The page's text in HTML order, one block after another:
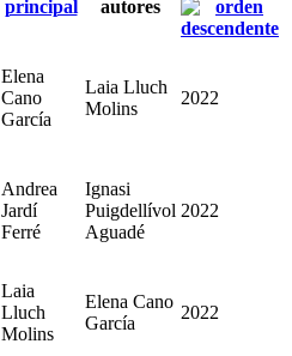
principal
autores
Elena
Cano
García
Laia Lluch
Molins
2022
Andrea
Jardí
Ferré
Ignasi
Puigdellívol
Aguadé
2022
Laia
Lluch
Molins
Elena Cano
García
2022